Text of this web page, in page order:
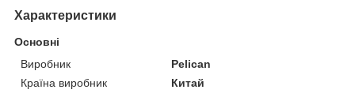
Характеристики
Основні
Виробник
Pelican
Країна виробник
Китай